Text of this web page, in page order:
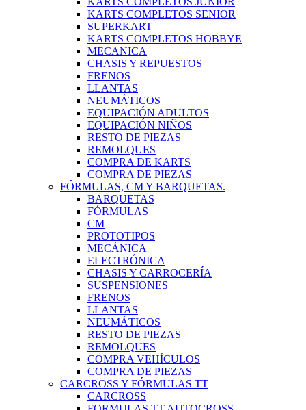
KARTS COMPLETOS SENIOR
SUPERKART
KARTS COMPLETOS HOBBYE
MECANICA
CHASIS Y REPUESTOS
FRENOS
LLANTAS
NEUMÁTICOS
EQUIPACIÓN ADULTOS
EQUIPACIÓN NIÑOS
RESTO DE PIEZAS
REMOLQUES
COMPRA DE KARTS
COMPRA DE PIEZAS
FÓRMULAS, CM Y BARQUETAS.
BARQUETAS
FÓRMULAS
CM
PROTOTIPOS
MECÁNICA
ELECTRÓNICA
CHASIS Y CARROCERÍA
SUSPENSIONES
FRENOS
LLANTAS
NEUMÁTICOS
RESTO DE PIEZAS
REMOLQUES
COMPRA VEHÍCULOS
COMPRA DE PIEZAS
CARCROSS Y FÓRMULAS TT
CARCROSS